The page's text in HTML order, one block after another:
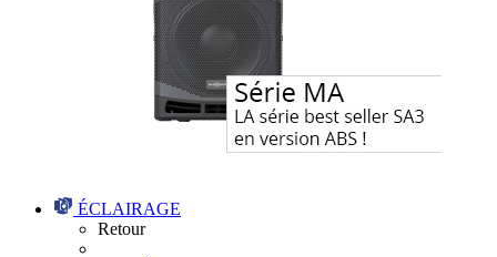
ÉCLAIRAGE
Retour